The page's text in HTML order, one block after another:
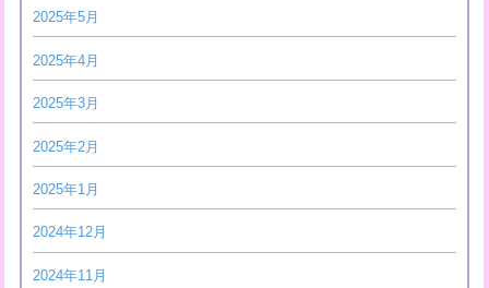
2025年5月
2025年4月
2025年3月
2025年2月
2025年1月
2024年12月
2024年11月